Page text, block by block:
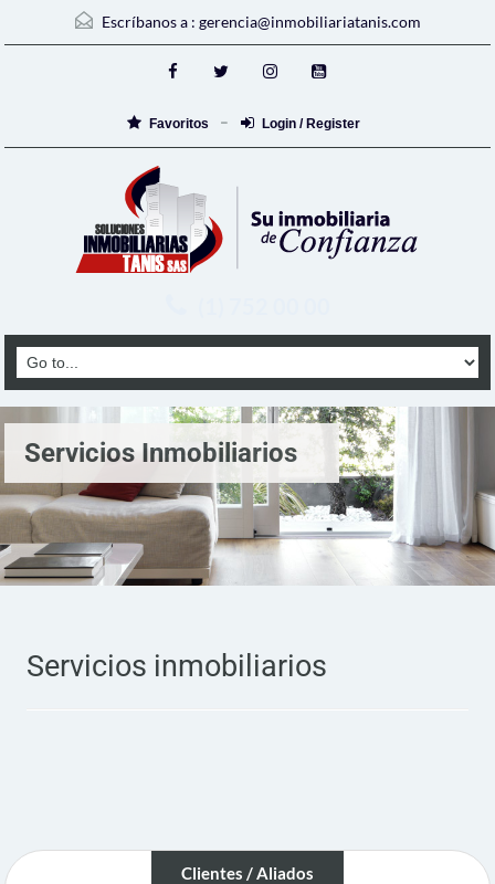
Escríbanos a : gerencia@inmobiliariatanis.com
Favoritos Login / Register
Servicios Inmobiliarios
Servicios inmobiliarios
Clientes / Aliados